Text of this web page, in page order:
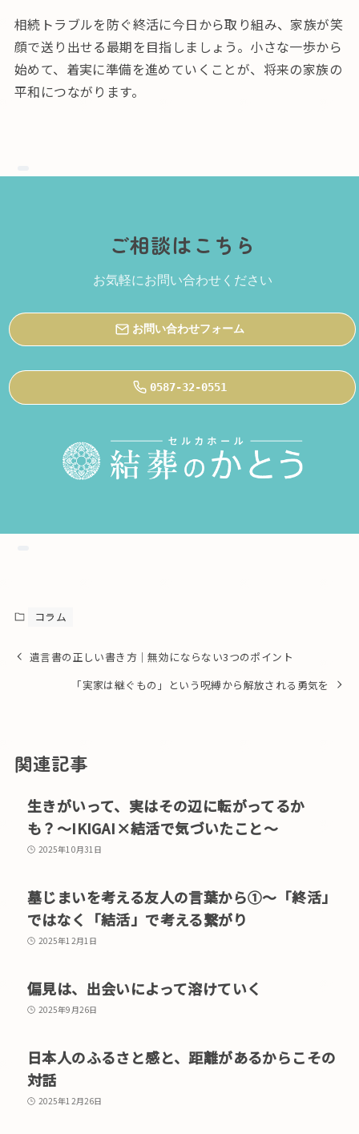
相続トラブルを防ぐ終活に今日から取り組み、家族が笑
顔で送り出せる最期を目指しましょう。小さな一歩から
始めて、着実に準備を進めていくことが、将来の家族の
平和につながります。
ご相談はこちら
お気軽にお問い合わせください
お問い合わせフォーム
0587-32-0551
コラム
遺言書の正しい書き方｜無効にならない3つのポイント
「実家は継ぐもの」という呪縛から解放される勇気を
関連記事
生きがいって、実はその辺に転がってるか
も？〜IKIGAI×結活で気づいたこと〜
2025年10月31日
墓じまいを考える友人の言葉から①〜「終活」
ではなく「結活」で考える繋がり
2025年12月1日
偏見は、出会いによって溶けていく
2025年9月26日
日本人のふるさと感と、距離があるからこその
対話
2025年12月26日